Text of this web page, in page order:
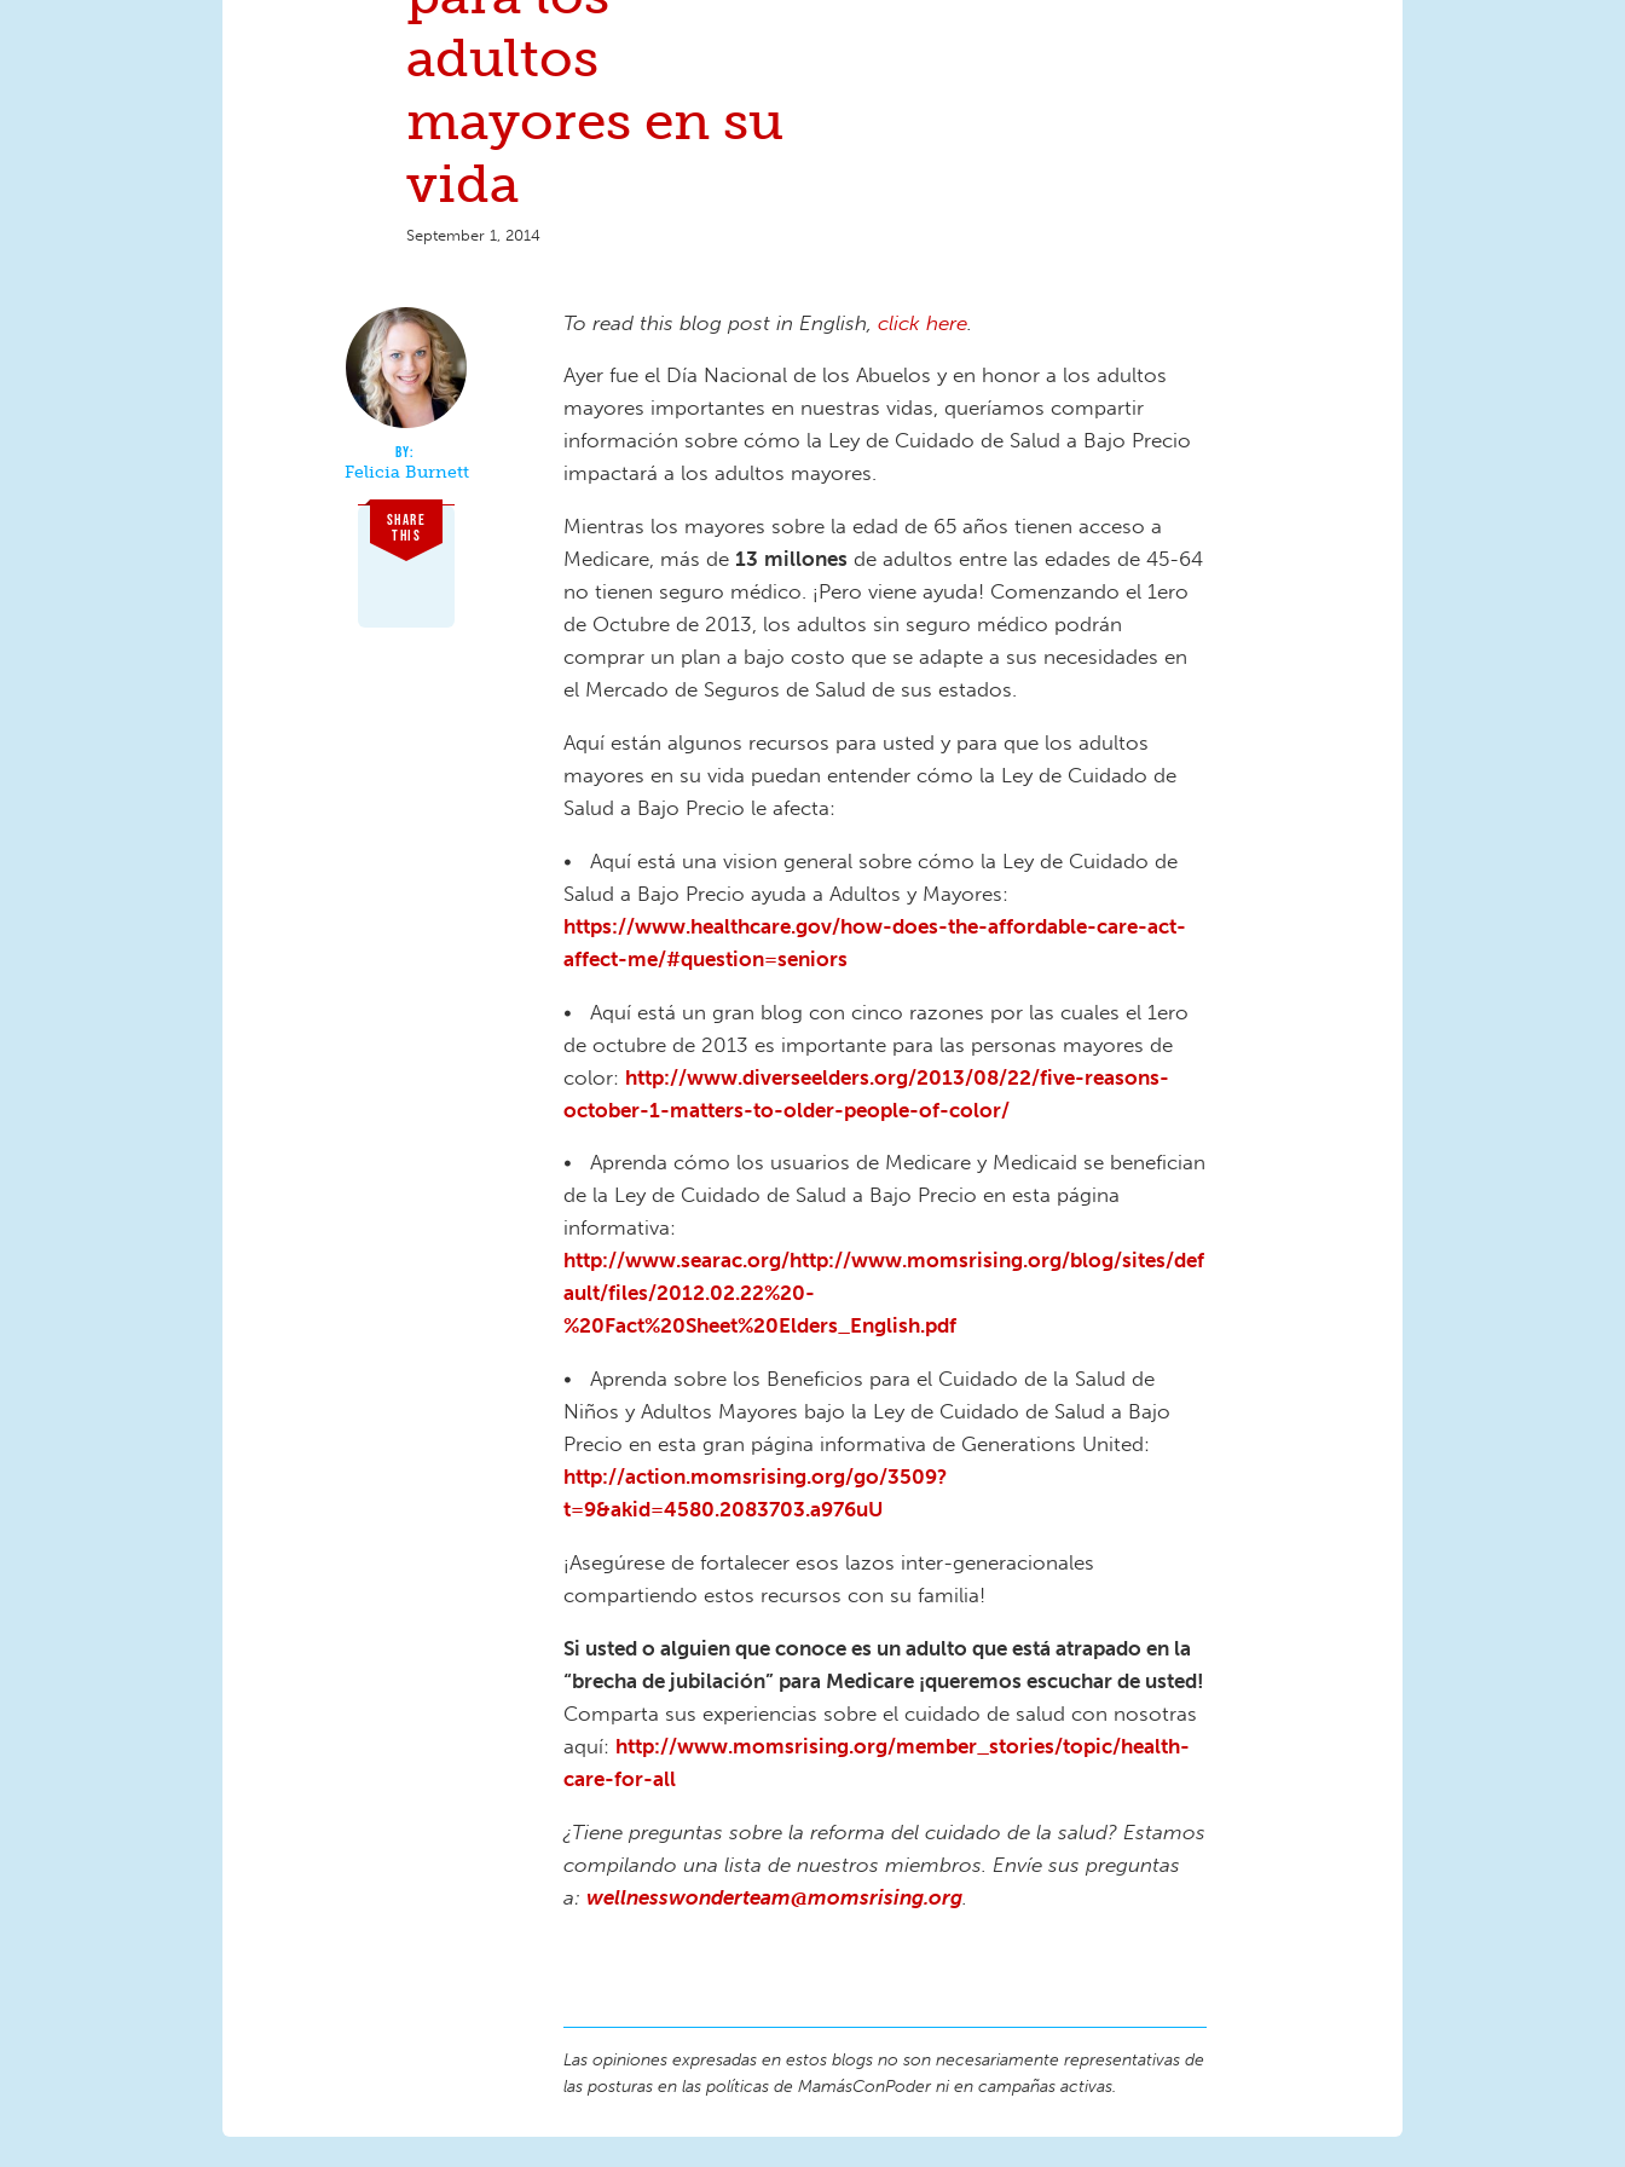
adultos
mayores en su
vida
September 1, 2014
Felicia Burnett
SHARE
THIS
To read this blog post in English, click here
Ayer fue el Día Nacional de los Abuelos y en honor a los adultos
mayores importantes en nuestras vidas, queríamos compartir
información sobre cómo la Ley de Cuidado de Salud a Bajo Precio
impactará a los adultos mayores.
Mientras los mayores sobre la edad de 65 años tienen acceso a
Medicare, más de 13 millones de adultos entre las edades de 45-64
no tienen seguro médico. ¡Pero viene ayuda! Comenzando el 1ero
de Octubre de 2013, los adultos sin seguro médico podrán
comprar un plan a bajo costo que se adapte a sus necesidades en
el Mercado de Seguros de Salud de sus estados.
Aquí están algunos recursos para usted y para que los adultos
mayores en su vida puedan entender cómo la Ley de Cuidado de
Salud a Bajo Precio le afecta:
• Aquí está una vision general sobre cómo la Ley de Cuidado de
Salud a Bajo Precio ayuda a Adultos y Mayores:
https://www.healthcare.gov/how-does-the-affordable-care-act-
affect-me/#question=seniors
• Aquí está un gran blog con cinco razones por las cuales el 1ero
de octubre de 2013 es importante para las personas mayores de
color: http://www.diverseelders.org/2013/08/22/five-reasons-
october-1-matters-to-older-people-of-color/
• Aprenda cómo los usuarios de Medicare y Medicaid se benefician
de la Ley de Cuidado de Salud a Bajo Precio en esta página
informativa:
http://www.searac.org/http://www.momsrising.org/blog/sites/def
ault/files/2012.02.22%20-
%20Fact%20Sheet%20Elders_English.pdf
• Aprenda sobre los Beneficios para el Cuidado de la Salud de
Niños y Adultos Mayores bajo la Ley de Cuidado de Salud a Bajo
Precio en esta gran página informativa de Generations United:
http://action.momsrising.org/go/3509?
t=9&akid=4580.2083703.a976uU
¡Asegúrese de fortalecer esos lazos inter-generacionales
compartiendo estos recursos con su familia!
Si usted o alguien que conoce es un adulto que está atrapado en la
“brecha de jubilación” para Medicare ¡queremos escuchar de usted!
Comparta sus experiencias sobre el cuidado de salud con nosotras
aquí: http://www.momsrising.org/member_stories/topic/health-
care-for-all
¿Tiene preguntas sobre la reforma del cuidado de la salud? Estamos
compilando una lista de nuestros miembros. Envíe sus preguntas
a: wellnesswonderteam@momsrising.org
Las opiniones expresadas en estos blogs no son necesariamente representativas de
las posturas en las políticas de MamásConPoder ni en campañas activas.